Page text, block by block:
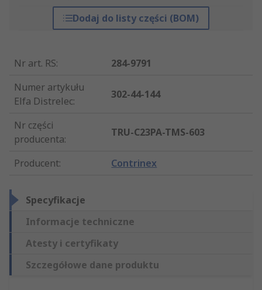
Dodaj do listy części (BOM)
Nr art. RS:
284-9791
Numer artykułu
Elfa Distrelec:
302-44-144
Nr części
producenta:
TRU-C23PA-TMS-603
Producent: Contrinex
Specyfikacje
Informacje techniczne
Atesty i certyfikaty
Szczegółowe dane produktu